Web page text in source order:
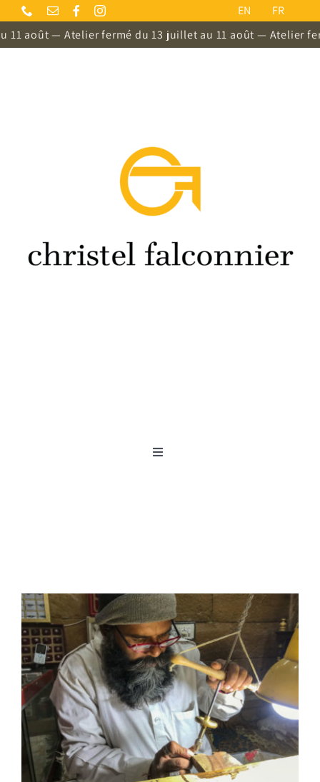
Passer
au
contenu
EN
FR
août — Atelier fermé du 13 juillet au 11 août — Atelier
Activer/Désactiver
NORD~SUD
JOURNAL
MÉDIAS
CONTACT